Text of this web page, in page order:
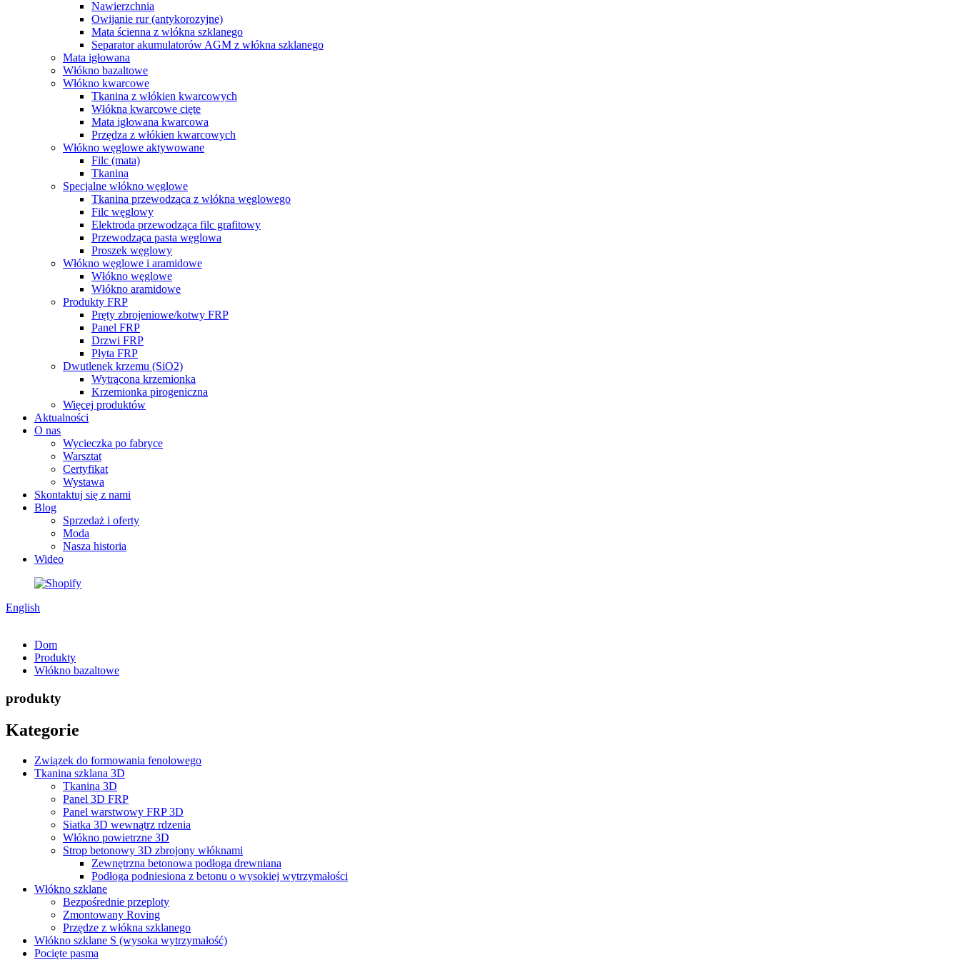
Nawierzchnia
Owijanie rur (antykorozyjne)
Mata ścienna z włókna szklanego
Separator akumulatorów AGM z włókna szklanego
Mata igłowana
Włókno bazaltowe
Włókno kwarcowe
Tkanina z włókien kwarcowych
Włókna kwarcowe cięte
Mata igłowana kwarcowa
Przędza z włókien kwarcowych
Włókno węglowe aktywowane
Filc (mata)
Tkanina
Specjalne włókno węglowe
Tkanina przewodząca z włókna węglowego
Filc węglowy
Elektroda przewodząca filc grafitowy
Przewodząca pasta węglowa
Proszek węglowy
Włókno węglowe i aramidowe
Włókno węglowe
Włókno aramidowe
Produkty FRP
Pręty zbrojeniowe/kotwy FRP
Panel FRP
Drzwi FRP
Płyta FRP
Dwutlenek krzemu (SiO2)
Wytrącona krzemionka
Krzemionka pirogeniczna
Więcej produktów
Aktualności
O nas
Wycieczka po fabryce
Warsztat
Certyfikat
Wystawa
Skontaktuj się z nami
Blog
Sprzedaż i oferty
Moda
Nasza historia
Wideo
English
Dom
Produkty
Włókno bazaltowe
produkty
Kategorie
Związek do formowania fenolowego
Tkanina szklana 3D
Tkanina 3D
Panel 3D FRP
Panel warstwowy FRP 3D
Siatka 3D wewnątrz rdzenia
Włókno powietrzne 3D
Strop betonowy 3D zbrojony włóknami
Zewnętrzna betonowa podłoga drewniana
Podłoga podniesiona z betonu o wysokiej wytrzymałości
Włókno szklane
Bezpośrednie przeploty
Zmontowany Roving
Przędze z włókna szklanego
Włókno szklane S (wysoka wytrzymałość)
Pocięte pasma